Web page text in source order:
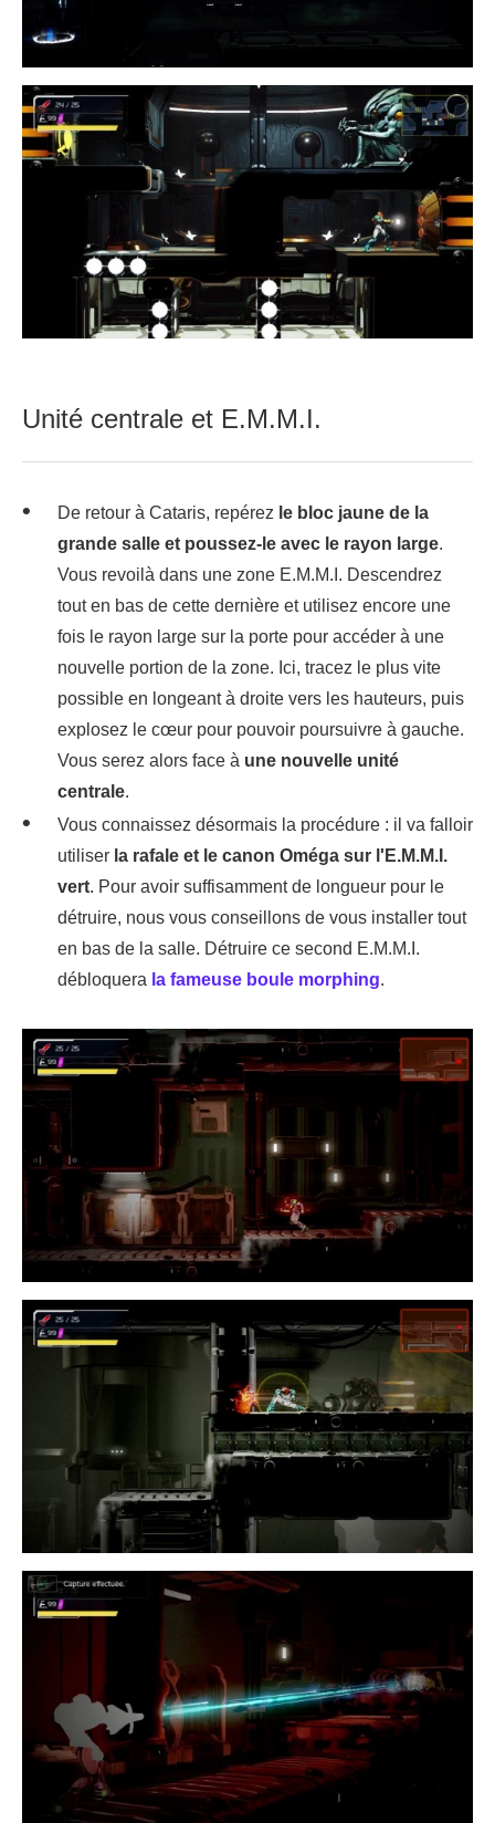
Unité centrale et E.M.M.I.
De retour à Cataris, repérez le bloc jaune de la
grande salle et poussez-le avec le rayon large.
Vous revoilà dans une zone E.M.M.I. Descendrez
tout en bas de cette dernière et utilisez encore une
fois le rayon large sur la porte pour accéder à une
nouvelle portion de la zone. Ici, tracez le plus vite
possible en longeant à droite vers les hauteurs, puis
explosez le cœur pour pouvoir poursuivre à gauche.
Vous serez alors face à une nouvelle unité
centrale.
Vous connaissez désormais la procédure : il va falloir
utiliser la rafale et le canon Oméga sur l'E.M.M.I.
vert. Pour avoir suffisamment de longueur pour le
détruire, nous vous conseillons de vous installer tout
en bas de la salle. Détruire ce second E.M.M.I.
débloquera la fameuse boule morphing.